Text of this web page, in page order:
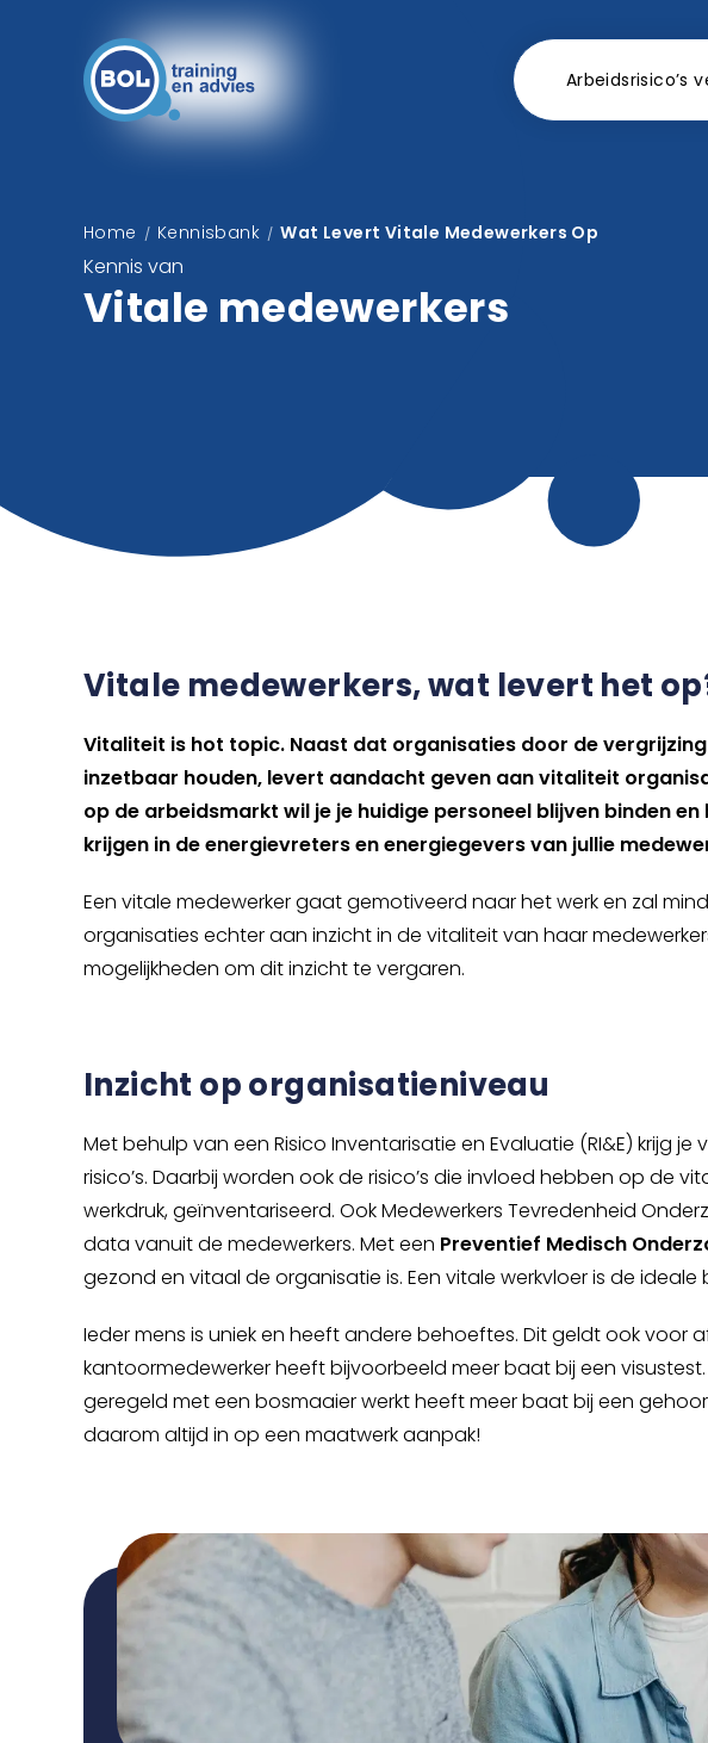
Arbeidsrisico’s
Home / Kennisbank / Wat Levert Vitale Medewerkers Op
Kennis van
Vitale medewerkers
Vitale medewerkers, wat levert het
Vitaliteit is hot topic. Naast dat organisaties door de
inzetbaar houden, levert aandacht geven aan vitaliteit
op de arbeidsmarkt wil je je huidige personeel blijven binden
krijgen in de energievreters en energiegevers van jullie
Een vitale medewerker gaat gemotiveerd naar het werk en zal
organisaties echter aan inzicht in de vitaliteit van haar
mogelijkheden om dit inzicht te vergaren.
Inzicht op organisatieniveau
Met behulp van een Risico Inventarisatie en Evaluatie (RI&E) krijg
risico’s. Daarbij worden ook de risico’s die invloed hebben op de
werkdruk, geïnventariseerd. Ook Medewerkers Tevredenheid
data vanuit de medewerkers. Met een Preventief Medisch
gezond en vitaal de organisatie is. Een vitale werkvloer is de ideale
Ieder mens is uniek en heeft andere behoeftes. Dit geldt ook voor
kantoormedewerker heeft bijvoorbeeld meer baat bij een
geregeld met een bosmaaier werkt heeft meer baat bij een
daarom altijd in op een maatwerk aanpak!